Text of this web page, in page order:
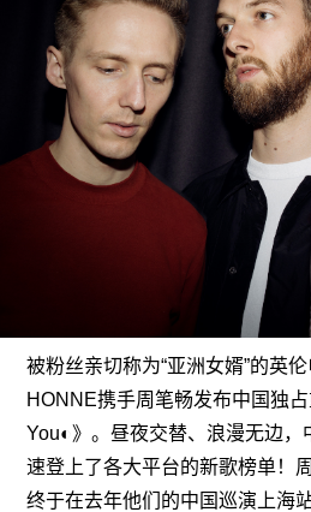
被粉丝亲切称为“亚洲女婿”的英
HONNE携手周笔畅发布中国独
You◐》。昼夜交替、浪漫无边，
速登上了各大平台的新歌榜单！
终于在去年他们的中国巡演上海